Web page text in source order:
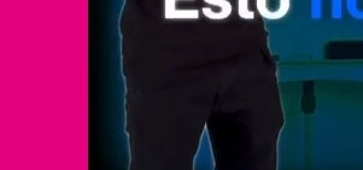
DeDinero
Confabulario
Aviso Oportuno